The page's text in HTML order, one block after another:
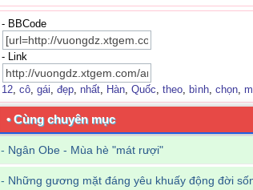
- BBCode
- Link
12, cô, gái, đẹp, nhất, Hàn, Quốc, theo, bình, chọn,
• Cùng chuyên mục
- Ngân Obe - Mùa hè "mát rượi"
- Những gương mặt đáng yêu khuấy động đời